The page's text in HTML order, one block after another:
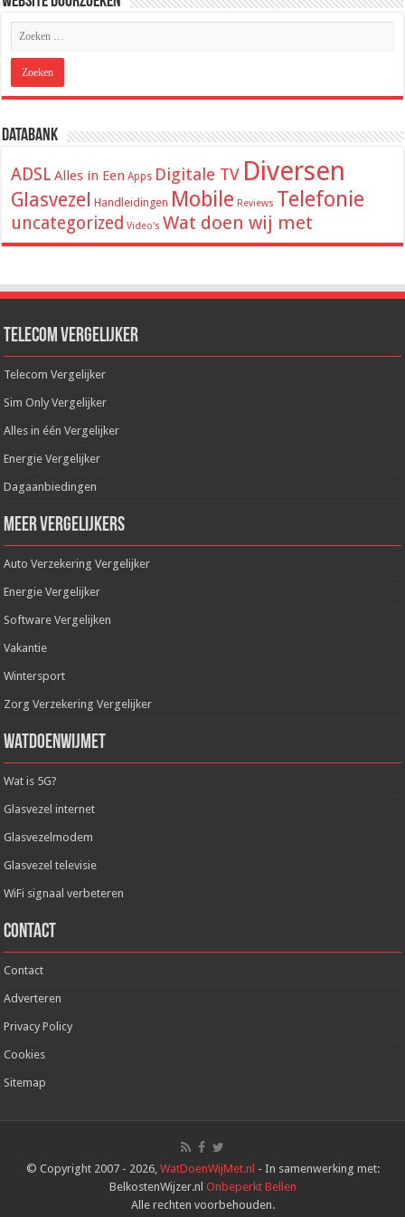
Databank
ADSL Alles in Een Apps Digitale TV Diversen
Glasvezel Handleidingen Mobile Reviews Telefonie
uncategorized Video's Wat doen wij met
Telecom Vergelijker
Telecom Vergelijker
Sim Only Vergelijker
Alles in één Vergelijker
Energie Vergelijker
Dagaanbiedingen
Meer Vergelijkers
Auto Verzekering Vergelijker
Energie Vergelijker
Software Vergelijken
Vakantie
Wintersport
Zorg Verzekering Vergelijker
WatDoenWijMet
Wat is 5G?
Glasvezel internet
Glasvezelmodem
Glasvezel televisie
WiFi signaal verbeteren
Contact
Contact
Adverteren
Privacy Policy
Cookies
Sitemap
© Copyright 2007 - 2026, WatDoenWijMet.nl - In samenwerking met:
BelkostenWijzer.nl Onbeperkt Bellen
Alle rechten voorbehouden.